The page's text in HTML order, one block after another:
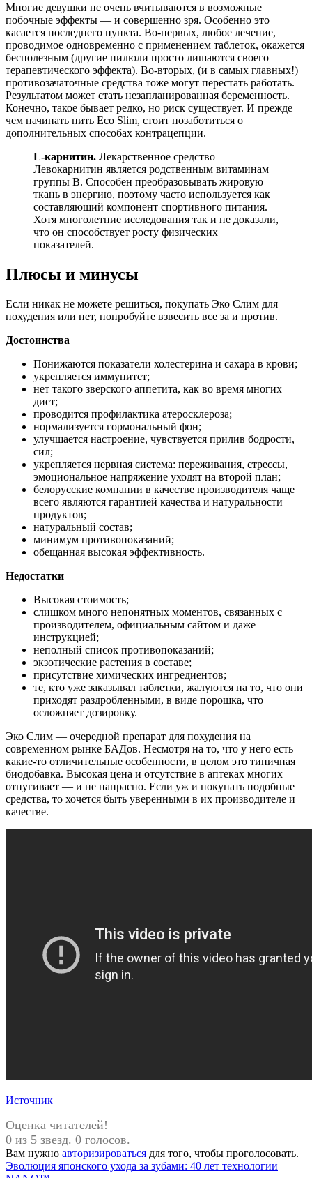
Многие девушки не очень вчитываются в возможные
побочные эффекты — и совершенно зря. Особенно это
касается последнего пункта. Во-первых, любое лечение,
проводимое одновременно с применением таблеток, окажется
бесполезным (другие пилюли просто лишаются своего
терапевтического эффекта). Во-вторых, (и в самых главных!)
противозачаточные средства тоже могут перестать работать.
Результатом может стать незапланированная беременность.
Конечно, такое бывает редко, но риск существует. И прежде
чем начинать пить Eco Slim, стоит позаботиться о
дополнительных способах контрацепции.
L-карнитин. Лекарственное средство
Левокарнитин является родственным витаминам
группы В. Способен преобразовывать жировую
ткань в энергию, поэтому часто используется как
составляющий компонент спортивного питания.
Хотя многолетние исследования так и не доказали,
что он способствует росту физических
показателей.
Плюсы и минусы
Если никак не можете решиться, покупать Эко Слим для
похудения или нет, попробуйте взвесить все за и против.
Достоинства
Понижаются показатели холестерина и сахара в крови;
укрепляется иммунитет;
нет такого зверского аппетита, как во время многих
диет;
проводится профилактика атеросклероза;
нормализуется гормональный фон;
улучшается настроение, чувствуется прилив бодрости,
сил;
укрепляется нервная система: переживания, стрессы,
эмоциональное напряжение уходят на второй план;
белорусские компании в качестве производителя чаще
всего являются гарантией качества и натуральности
продуктов;
натуральный состав;
минимум противопоказаний;
обещанная высокая эффективность.
Недостатки
Высокая стоимость;
слишком много непонятных моментов, связанных с
производителем, официальным сайтом и даже
инструкцией;
неполный список противопоказаний;
экзотические растения в составе;
присутствие химических ингредиентов;
те, кто уже заказывал таблетки, жалуются на то, что они
приходят раздробленными, в виде порошка, что
осложняет дозировку.
Эко Слим — очередной препарат для похудения на
современном рынке БАДов. Несмотря на то, что у него есть
какие-то отличительные особенности, в целом это типичная
биодобавка. Высокая цена и отсутствие в аптеках многих
отпугивает — и не напрасно. Если уж и покупать подобные
средства, то хочется быть уверенными в их производителе и
качестве.
Источник
Оценка читателей!
0 из 5 звезд. 0 голосов.
Вам нужно авторизироваться для того, чтобы проголосовать.
Навигация
Предыдущая
Эволюция японского ухода за зубами: 40 лет технологии